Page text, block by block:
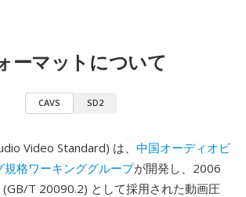
ーマットについて
CAVS SD2
Video Standard) は、 中国オーディオビ
規格ワーキンググループが開発し、2006
T 20090.2) として採用された動画圧